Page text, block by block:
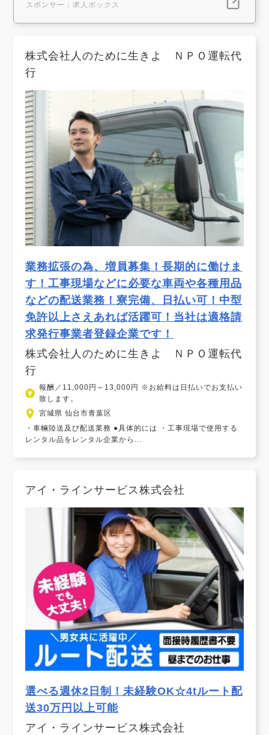
スポンサー：求人ボックス
株式会社人のために生きよ ＮＰＯ運転代
行
業務拡張の為、増員募集！長期的に働けま
す！工事現場などに必要な車両や各種用品
などの配送業務！寮完備、日払い可！中型
免許以上さえあれば活躍可！当社は適格請
求発行事業者登録企業です！
株式会社人のために生きよ ＮＰＯ運転代
行
報酬／11,000円～13,000円 ※お給料は日払いでお支払い
致します。
宮城県 仙台市青葉区
・車輛陸送及び配送業務 ●具体的には ・工事現場で使用する
レンタル品をレンタル企業から...
アイ・ラインサービス株式会社
選べる週休2日制！未経験OK☆4tルート配
送30万円以上可能
アイ・ラインサービス株式会社